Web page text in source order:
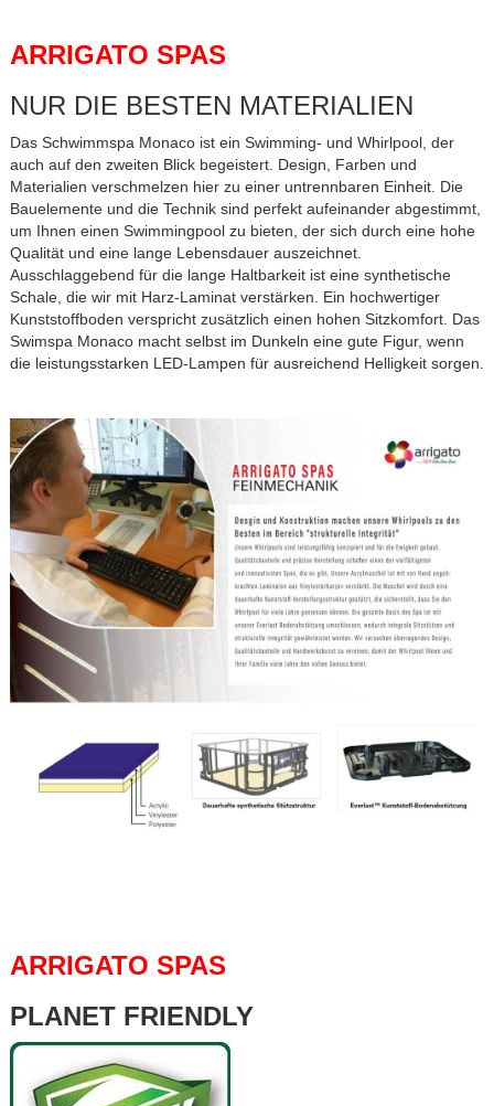
ARRIGATO SPAS
NUR DIE BESTEN MATERIALIEN
Das Schwimmspa Monaco ist ein Swimming- und Whirlpool, der
auch auf den zweiten Blick begeistert. Design, Farben und
Materialien verschmelzen hier zu einer untrennbaren Einheit. Die
Bauelemente und die Technik sind perfekt aufeinander abgestimmt,
um Ihnen einen Swimmingpool zu bieten, der sich durch eine hohe
Qualität und eine lange Lebensdauer auszeichnet.
Ausschlaggebend für die lange Haltbarkeit ist eine synthetische
Schale, die wir mit Harz-Laminat verstärken. Ein hochwertiger
Kunststoffboden verspricht zusätzlich einen hohen Sitzkomfort. Das
Swimspa Monaco macht selbst im Dunkeln eine gute Figur, wenn
die leistungsstarken LED-Lampen für ausreichend Helligkeit sorgen.
ARRIGATO SPAS
PLANET FRIENDLY